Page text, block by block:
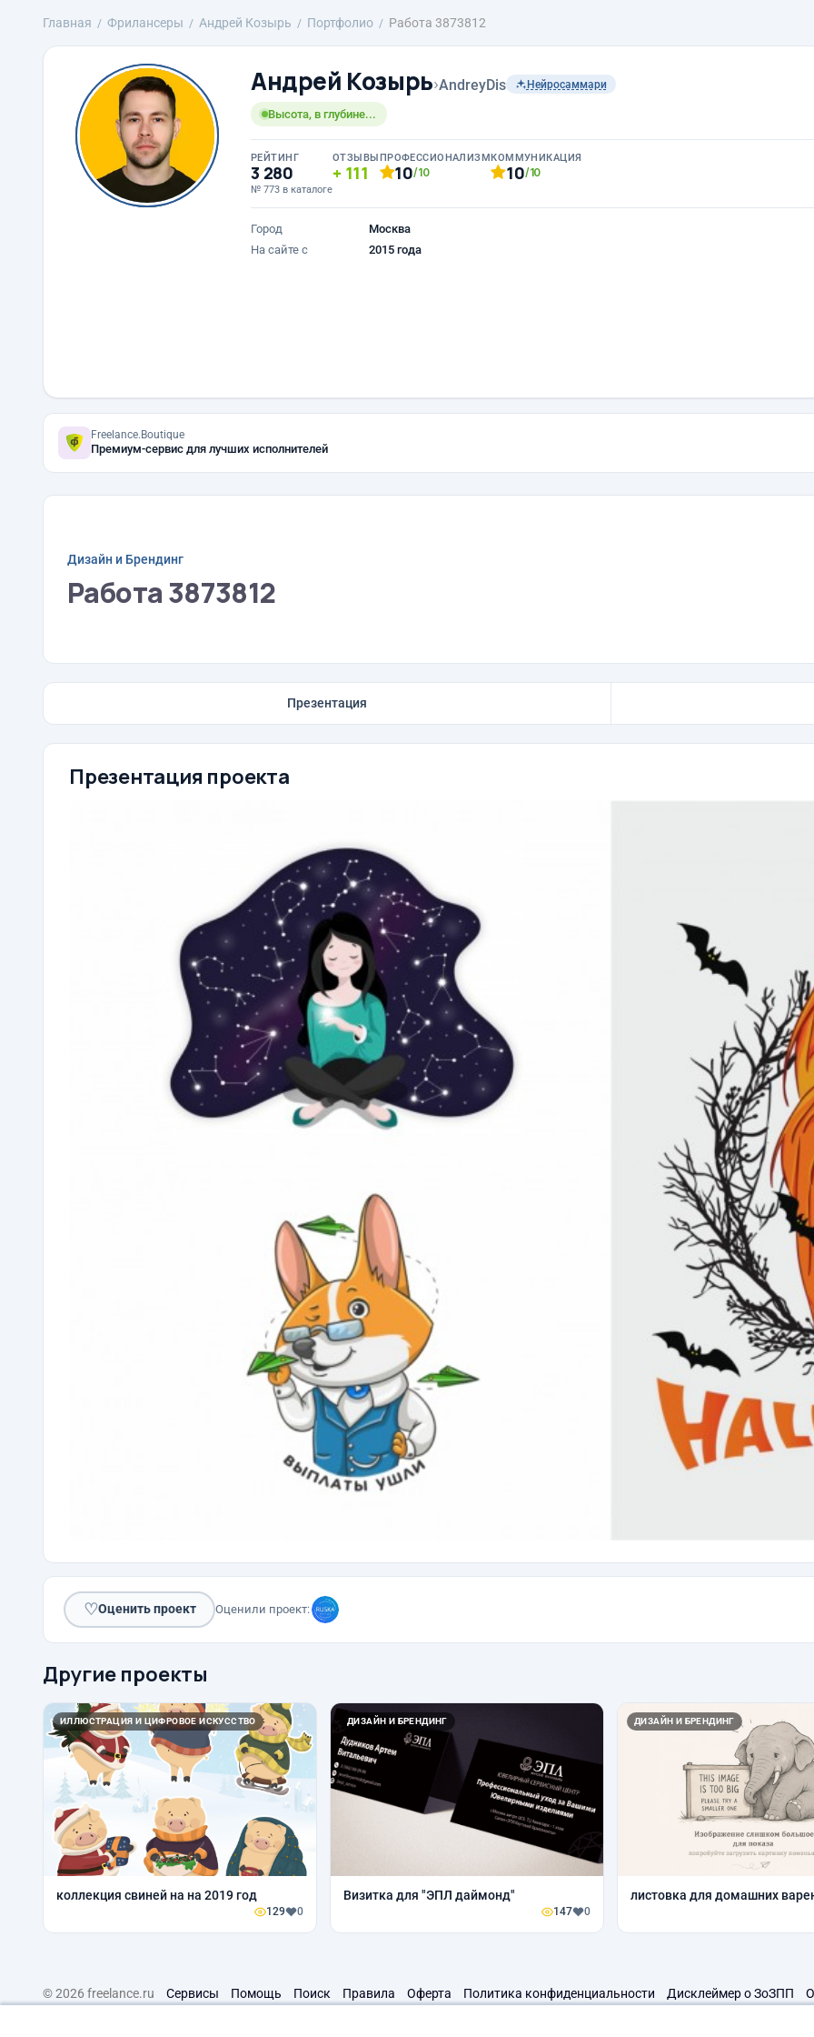
Главная Фрилансеры Андрей Козырь Портфолио Работа 3873812
Андрей Козырь›AndreyDis Нейросаммари
Высота, в глубине...
РЕЙТИНГ
3 280
№ 773 в каталоге
ОТЗЫВЫ
111
ПРОФЕССИОНАЛИЗМ
10/10
КОММУНИКАЦИЯ
10/10
Город
Москва
На сайте с
2015 года
Freelance.Boutique
Премиум-сервис для лучших исполнителей
Дизайн и Брендинг
Работа 3873812
Презентация
Презентация проекта
♡Оценить проект Оценили проект:
Другие проекты
ИЛЛЮСТРАЦИЯ И ЦИФРОВОЕ ИСКУССТВО
коллекция свиней на на 2019 год
129 0
ДИЗАЙН И БРЕНДИНГ
Визитка для "ЭПЛ даймонд"
147 0
ДИЗАЙН И БРЕНДИНГ
листовка для домашних
© 2026 freelance.ru Сервисы Помощь Поиск Правила Оферта Политика конфиденциальности Дисклеймер о ЗоЗПП